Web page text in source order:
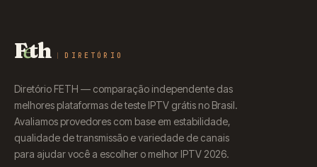
Feth DIRETÓRIO
Diretório FETH — comparação independente das
melhores plataformas de teste IPTV grátis no Brasil.
Avaliamos provedores com base em estabilidade,
qualidade de transmissão e variedade de canais
para ajudar você a escolher o melhor IPTV 2026.